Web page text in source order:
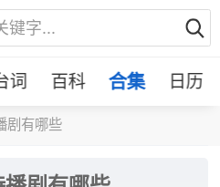
词 百科 合集 日历
剧有哪些